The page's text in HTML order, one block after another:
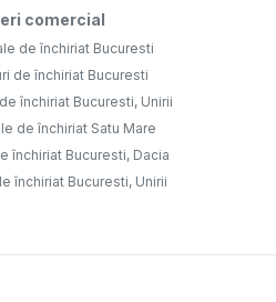
comercial
de închiriat Bucuresti
de închiriat Bucuresti
închiriat Bucuresti, Unirii
de închiriat Satu Mare
închiriat Bucuresti, Dacia
închiriat Bucuresti, Unirii